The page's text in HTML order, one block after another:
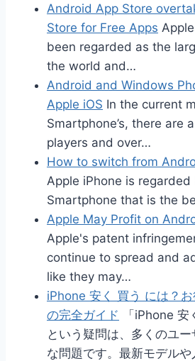
Android App Store
Store for Free Apps
been regarded as the
the world and…
Android and Windows
Apple iOS In the current
Smartphone’s, there are
players and over…
How to switch from
Apple iPhone is
Smartphone that is the
Apple May Profit on
Apple's patent
continue to spread and
like they may…
iPhone 安く 買う には？
の完全ガイド 「iPhone 安
という疑問は、多くのユ
な問題です。最新モデルや